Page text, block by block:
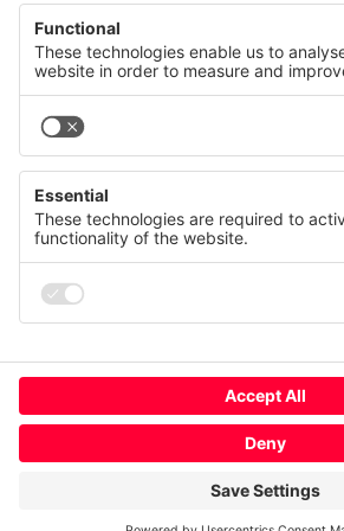
© CANCOM Switzerland AG
Karriere
Kontakt
Impressum
Cookie-Nutzung
Österreich
Wir respektieren Ihre Privatsphäre
Diese Website verwendet Cookies und
Technologien, um unsere Dienste
verbessern und Werbung entsprechend
anzuzeigen. Ihre Einwilligung können Sie
Wirkung für die Zukunft widerrufen oder
Mehr
Ablehnen